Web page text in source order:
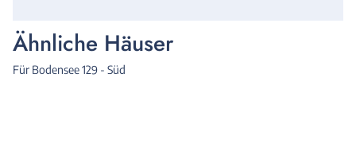
Ähnliche Häuser
Für Bodensee 129 - Süd